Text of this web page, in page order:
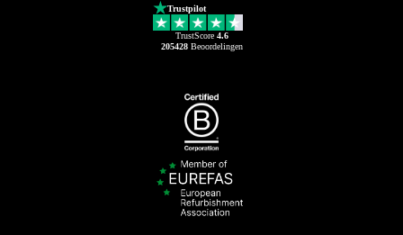
Trustpilot
TrustScore 4.6
205428Beoordelingen